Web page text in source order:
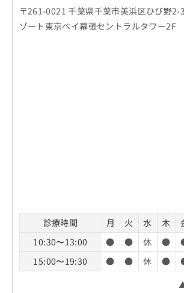
〒261-0021 千葉県千葉市美浜区ひび野2-
ゾート東京ベイ幕張セントラルタワー2F
診療時間 月 火 水 木
10:30〜13:00
● ● 休 ●
15:00〜19:30
● ● 休 ●